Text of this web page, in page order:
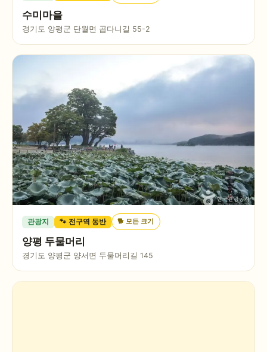
수미마을
경기도 양평군 단월면 곱다니길 55-2
관광지 🐾 전구역 동반 🐕 모든 크기
양평 두물머리
경기도 양평군 양서면 두물머리길 145